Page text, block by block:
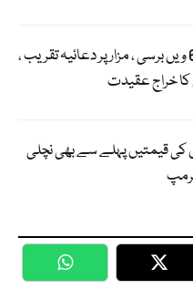
میجر طفیل شہید کی 68 ویں برسی ، مزار پر دعائیہ تقریب ،
کا خراج عقیدت
کی قیمتیں پہلے سے بھی نچلی
WhatsApp